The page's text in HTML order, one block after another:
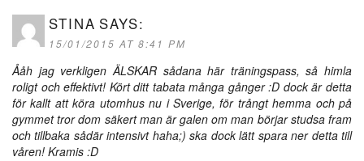
STINA SAYS:
15/01/2015 AT 8:41 PM
Ååh jag verkligen ÄLSKAR sådana här träningspass, så himla
roligt och effektivt! Kört ditt tabata många gånger :D dock är detta
för kallt att köra utomhus nu i Sverige, för trångt hemma och på
gymmet tror dom säkert man är galen om man börjar studsa fram
och tillbaka sådär intensivt haha;) ska dock lätt spara ner detta till
våren! Kramis :D